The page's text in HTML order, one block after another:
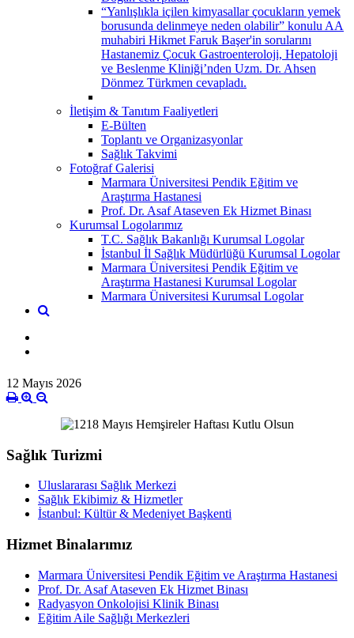
“Yanlışlıkla içilen kimyasallar çocukların yemek
borusunda delinmeye neden olabilir” konulu AA
muhabiri Hikmet Faruk Başer'in sorularını
Hastanemiz Çocuk Gastroenteroloji, Hepatoloji
ve Beslenme Kliniği’nden Uzm. Dr. Ahsen
Dönmez Türkmen cevapladı.
İletişim & Tanıtım Faaliyetleri
E-Bülten
Toplantı ve Organizasyonlar
Sağlık Takvimi
Fotoğraf Galerisi
Marmara Üniversitesi Pendik Eğitim ve
Araştırma Hastanesi
Prof. Dr. Asaf Ataseven Ek Hizmet Binası
Kurumsal Logolarımız
T.C. Sağlık Bakanlığı Kurumsal Logolar
İstanbul İl Sağlık Müdürlüğü Kurumsal Logolar
Marmara Üniversitesi Pendik Eğitim ve
Araştırma Hastanesi Kurumsal Logolar
Marmara Üniversitesi Kurumsal Logolar
12 Mayıs 2026
Sağlık Turizmi
Uluslararası Sağlık Merkezi
Sağlık Ekibimiz & Hizmetler
İstanbul: Kültür & Medeniyet Başkenti
Hizmet Binalarımız
Marmara Üniversitesi Pendik Eğitim ve Araştırma Hastanesi
Prof. Dr. Asaf Ataseven Ek Hizmet Binası
Radyasyon Onkolojisi Klinik Binası
Eğitim Aile Sağlığı Merkezleri